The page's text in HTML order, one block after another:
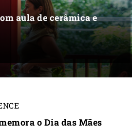
aula de cerâmica e
o Dia das Mães